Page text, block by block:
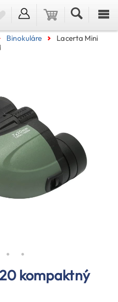
Binokuláre
Lacerta Mini
kompaktný